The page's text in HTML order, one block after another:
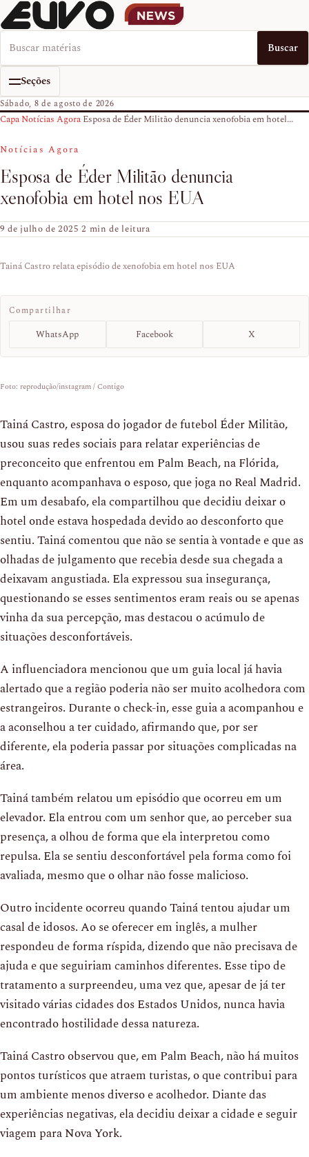
Buscar no EUVO News Buscar
Seções
Sábado, 8 de agosto de 2026
Capa›Notícias Agora›Esposa de Éder Militão denuncia xenofobia em hotel...
Notícias Agora
Esposa de Éder Militão denuncia
xenofobia em hotel nos EUA
9 de julho de 2025·2 min de leitura
Tainá Castro relata episódio de xenofobia em hotel nos EUA
Compartilhar
WhatsApp Facebook X
Foto: reprodução/instagram / Contigo
Tainá Castro, esposa do jogador de futebol Éder Militão,
usou suas redes sociais para relatar experiências de
preconceito que enfrentou em Palm Beach, na Flórida,
enquanto acompanhava o esposo, que joga no Real Madrid.
Em um desabafo, ela compartilhou que decidiu deixar o
hotel onde estava hospedada devido ao desconforto que
sentiu. Tainá comentou que não se sentia à vontade e que as
olhadas de julgamento que recebia desde sua chegada a
deixavam angustiada. Ela expressou sua insegurança,
questionando se esses sentimentos eram reais ou se apenas
vinha da sua percepção, mas destacou o acúmulo de
situações desconfortáveis.
A influenciadora mencionou que um guia local já havia
alertado que a região poderia não ser muito acolhedora com
estrangeiros. Durante o check-in, esse guia a acompanhou e
a aconselhou a ter cuidado, afirmando que, por ser
diferente, ela poderia passar por situações complicadas na
área.
Tainá também relatou um episódio que ocorreu em um
elevador. Ela entrou com um senhor que, ao perceber sua
presença, a olhou de forma que ela interpretou como
repulsa. Ela se sentiu desconfortável pela forma como foi
avaliada, mesmo que o olhar não fosse malicioso.
Outro incidente ocorreu quando Tainá tentou ajudar um
casal de idosos. Ao se oferecer em inglês, a mulher
respondeu de forma ríspida, dizendo que não precisava de
ajuda e que seguiriam caminhos diferentes. Esse tipo de
tratamento a surpreendeu, uma vez que, apesar de já ter
visitado várias cidades dos Estados Unidos, nunca havia
encontrado hostilidade dessa natureza.
Tainá Castro observou que, em Palm Beach, não há muitos
pontos turísticos que atraem turistas, o que contribui para
um ambiente menos diverso e acolhedor. Diante das
experiências negativas, ela decidiu deixar a cidade e seguir
viagem para Nova York.